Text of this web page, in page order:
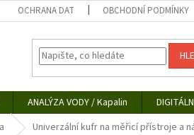
OCHRANA DAT OBCHODNÍ PODMÍNKY
ANALÝZA VODY / Kapalin
Univerzální kufr na měřicí přístroje a